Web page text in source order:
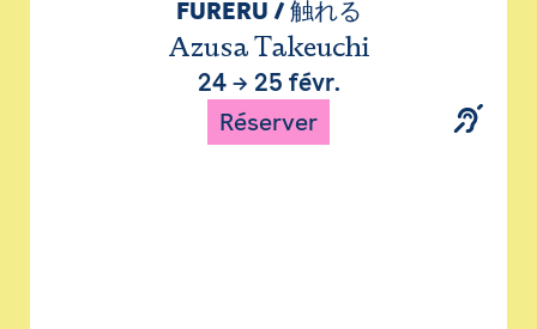
FURERU / 触れる
Azusa Takeuchi
24→ 25 févr.
Réserver